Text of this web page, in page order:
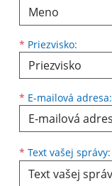
* Priezvisko:
* E-mailová adresa:
* Text vašej správy: